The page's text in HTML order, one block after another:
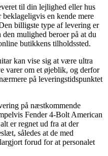
til din lejlighed eller hus
en kende mere
billigste type af levering er
mulighed beroer på at du
butikkens tilholdssted.
kan vise sig at være ultra
varer om et øjeblik, og derfor
på leveringstidspunktet
på næstkommende
Fender 4-Bolt American
er regnet ud fra at der
således at de med
forud for at personalet